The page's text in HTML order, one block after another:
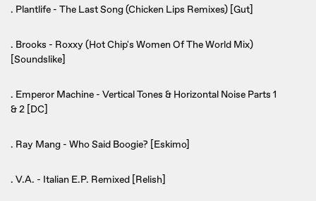
. Plantlife - The Last Song (Chicken Lips Remixes) [Gut]
. Brooks - Roxxy (Hot Chip's Women Of The World Mix)
[Soundslike]
. Emperor Machine - Vertical Tones & Horizontal Noise Parts 1
& 2 [DC]
. Ray Mang - Who Said Boogie? [Eskimo]
. V.A. - Italian E.P. Remixed [Relish]